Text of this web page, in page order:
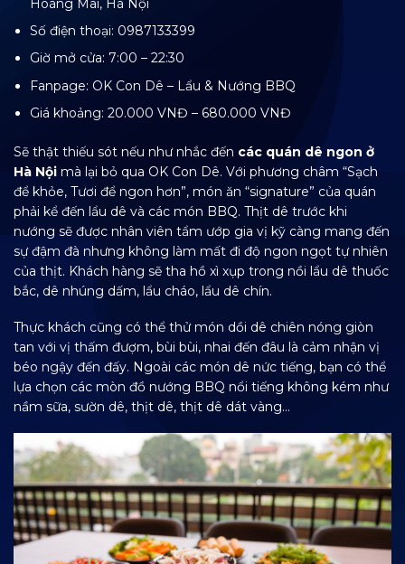
Hoàng Mai, Hà Nội
Số điện thoại: 0987133399
Giờ mở cửa: 7:00 – 22:30
Fanpage: OK Con Dê – Lẩu & Nướng BBQ
Giá khoảng: 20.000 VNĐ – 680.000 VNĐ
Sẽ thật thiếu sót nếu như nhắc đến các quán dê ngon ở
Hà Nội mà lại bỏ qua OK Con Dê. Với phương châm “Sạch
để khỏe, Tươi để ngon hơn”, món ăn “signature” của quán
phải kể đến lẩu dê và các món BBQ. Thịt dê trước khi
nướng sẽ được nhân viên tẩm ướp gia vị kỹ càng mang đến
sự đậm đà nhưng không làm mất đi độ ngon ngọt tự nhiên
của thịt. Khách hàng sẽ tha hồ xì xụp trong nồi lẩu dê thuốc
bắc, dê nhúng dấm, lẩu cháo, lẩu dê chín.
Thực khách cũng có thể thử món dồi dê chiên nóng giòn
tan với vị thấm đượm, bùi bùi, nhai đến đâu là cảm nhận vị
béo ngậy đến đấy. Ngoài các món dê nức tiếng, bạn có thể
lựa chọn các mòn đồ nướng BBQ nổi tiếng không kém như
nầm sữa, sườn dê, thịt dê, thịt dê dát vàng…